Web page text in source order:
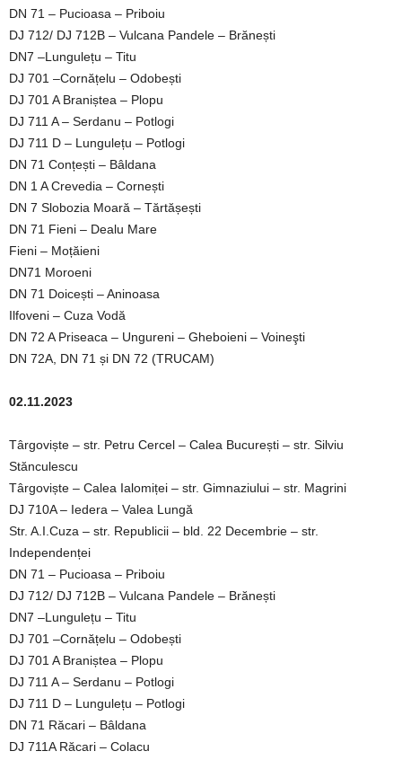
DN 71 – Pucioasa – Priboiu
DJ 712/ DJ 712B – Vulcana Pandele – Brănești
DN7 –Lungulețu – Titu
DJ 701 –Cornățelu – Odobești
DJ 701 A Braniștea – Plopu
DJ 711 A – Serdanu – Potlogi
DJ 711 D – Lungulețu – Potlogi
DN 71 Conțești – Bâldana
DN 1 A Crevedia – Cornești
DN 7 Slobozia Moară – Tărtășești
DN 71 Fieni – Dealu Mare
Fieni – Moțăieni
DN71 Moroeni
DN 71 Doicești – Aninoasa
Ilfoveni – Cuza Vodă
DN 72 A Priseaca – Ungureni – Gheboieni – Voineşti
DN 72A, DN 71 și DN 72 (TRUCAM)
02.11.2023
Târgoviște – str. Petru Cercel – Calea București – str. Silviu
Stănculescu
Târgoviște – Calea Ialomiței – str. Gimnaziului – str. Magrini
DJ 710A – Iedera – Valea Lungă
Str. A.I.Cuza – str. Republicii – bld. 22 Decembrie – str.
Independenței
DN 71 – Pucioasa – Priboiu
DJ 712/ DJ 712B – Vulcana Pandele – Brănești
DN7 –Lungulețu – Titu
DJ 701 –Cornățelu – Odobești
DJ 701 A Braniștea – Plopu
DJ 711 A – Serdanu – Potlogi
DJ 711 D – Lungulețu – Potlogi
DN 71 Răcari – Bâldana
DJ 711A Răcari – Colacu